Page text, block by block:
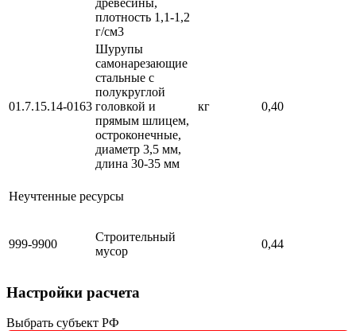
плотность 1,1-1,2
г/см3
01.7.15.14-0163
Шурупы
самонарезающие
стальные с
полукруглой
головкой и
прямым шлицем,
остроконечные,
диаметр 3,5 мм,
длина 30-35 мм
кг 0,40
Неучтенные ресурсы
999-9900
Строительный
мусор
0,44
Настройки расчета
Выбрать субъект РФ